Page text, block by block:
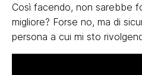
Così facendo, non sarebbe
migliore? Forse no, ma di
persona a cui mi sto